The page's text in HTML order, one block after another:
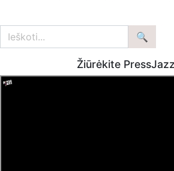
https://www.holistinesveikata.lt/
www.dvasinistiesinimas.lt
Instagram https://
Facebook https://
Žiūrėkite